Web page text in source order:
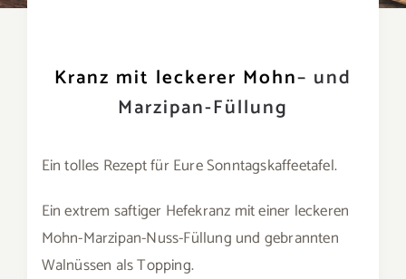
Kranz mit leckerer Mohn– und
Marzipan-Füllung
Ein tolles Rezept für Eure Sonntagskaffeetafel.
Ein extrem saftiger Hefekranz mit einer leckeren
Mohn-Marzipan-Nuss-Füllung und gebrannten
Walnüssen als Topping.